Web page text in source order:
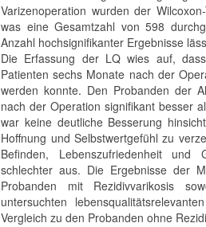
Varizenoperation wurden der
was eine Gesamtzahl von 598
Anzahl hochsignifikanter Ergebnisse
Die Erfassung der LQ wies auf,
Patienten sechs Monate nach der
werden konnte. Den Probanden der
nach der Operation signifikant besser
war keine deutliche Besserung
Hoffnung und Selbstwertgefühl zu
Befinden, Lebenszufriedenheit und
schlechter aus. Die Ergebnisse der
Probanden mit Rezidivvarikosis
untersuchten
Vergleich zu den Probanden ohne